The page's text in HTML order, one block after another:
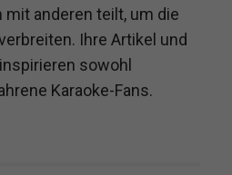
anderen teilt, um die
Ihre Artikel und
sowohl
Karaoke-Fans.